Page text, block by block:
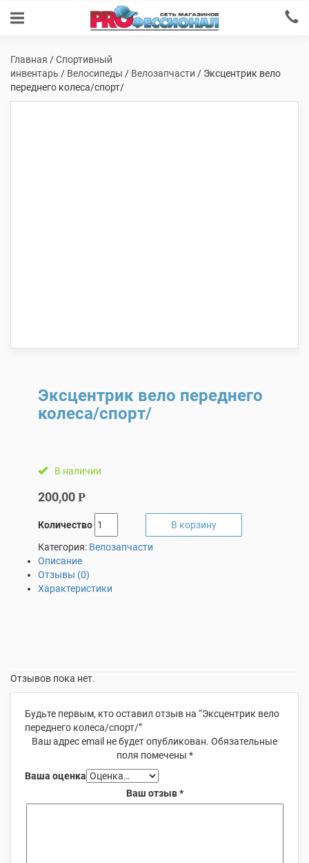
Главная /Спортивный
инвентарь / Велосипеды / Велозапчасти / Эксцентрик вело
переднего колеса/спорт/
Эксцентрик вело переднего
колеса/спорт/
В наличии
200,00 Р
Количество
В корзину
Категория: Велозапчасти
Описание
Отзывы (0)
Характеристики
Отзывов пока нет.
Будьте первым, кто оставил отзыв на “Эксцентрик вело
переднего колеса/спорт/”
Ваш адрес email не будет опубликован. Обязательные
поля помечены *
Ваша оценка
Ваш отзыв*